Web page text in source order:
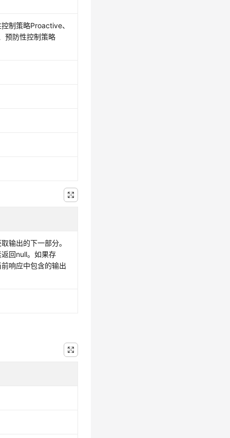
制策略Proactive、
预防性控制策略
输出的下一部分。
回null。如果存
响应中包含的输出